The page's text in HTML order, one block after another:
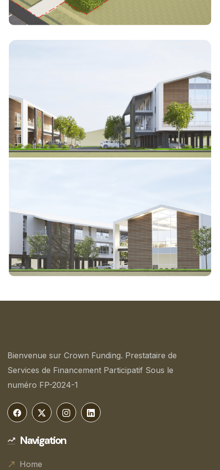
Le Grand Près
Bienvenue sur Crown Funding. Prestataire de
Services de Financement Participatif Sous le
numéro FP-2024-1
Navigation
Home